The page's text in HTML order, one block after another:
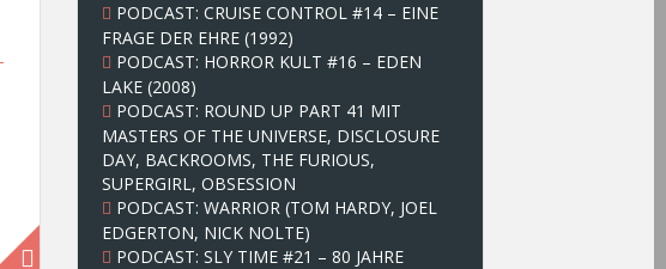
c
h
:
PODCAST: CRUISE CONTROL #14 – EINE
FRAGE DER EHRE (1992)
PODCAST: HORROR KULT #16 – EDEN
LAKE (2008)
PODCAST: ROUND UP PART 41 MIT
MASTERS OF THE UNIVERSE, DISCLOSURE
DAY, BACKROOMS, THE FURIOUS,
SUPERGIRL, OBSESSION
PODCAST: WARRIOR (TOM HARDY, JOEL
EDGERTON, NICK NOLTE)
PODCAST: SLY TIME #21 – 80 JAHRE